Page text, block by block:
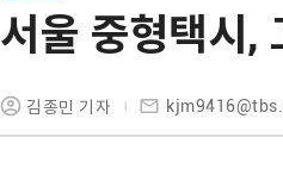
서울 중형택시,
김종민 기자